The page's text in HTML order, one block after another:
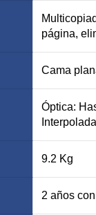
página,
Cama
Óptica:
9.2 Kg
2 años